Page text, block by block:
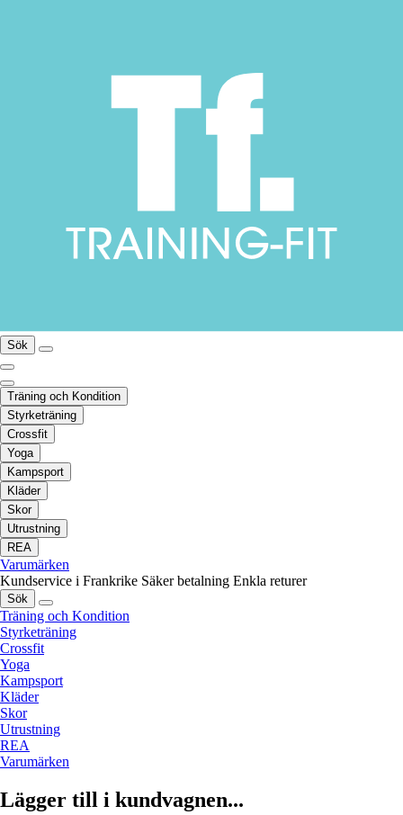
Sök
Träning och Kondition
Styrketräning
Crossfit
Yoga
Kampsport
Kläder
Skor
Utrustning
REA
Varumärken
Kundservice i Frankrike Säker betalning Enkla returer
Sök
Träning och Kondition
Styrketräning
Crossfit
Yoga
Kampsport
Kläder
Skor
Utrustning
REA
Varumärken
Lägger till i kundvagnen...